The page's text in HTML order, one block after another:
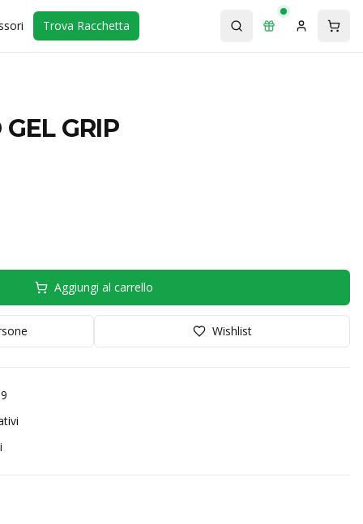
Trova Racchetta
GRIP
Aggiungi al carrello
Wishlist